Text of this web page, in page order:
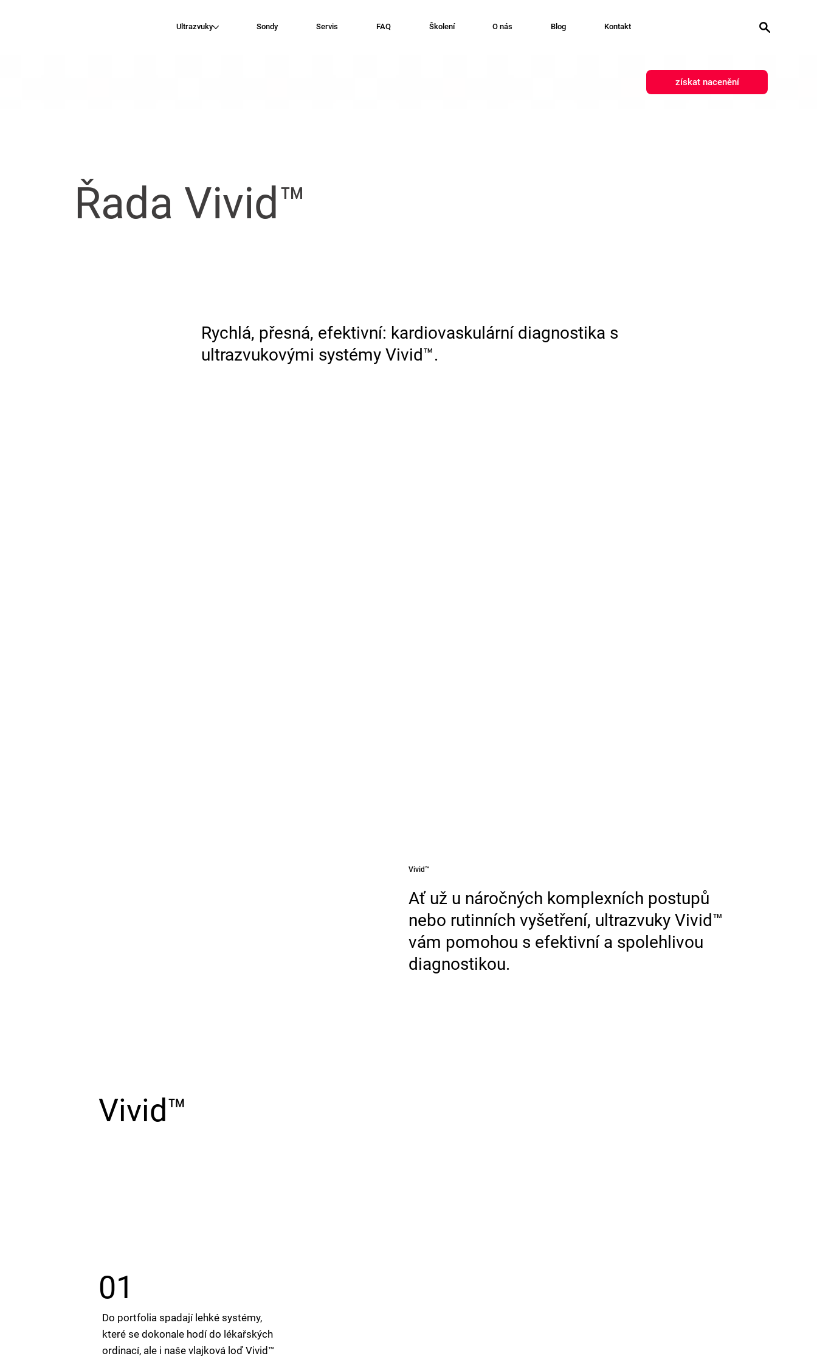
Ultrazvuky Sondy Servis FAQ Školení O nás Blog Kontakt
získat nacenění
Řada Vivid™
Rychlá, přesná, efektivní: kardiovaskulární diagnostika s
ultrazvukovými systémy Vivid™.
Vivid™
Ať už u náročných komplexních postupů
nebo rutinních vyšetření, ultrazvuky Vivid™
vám pomohou s efektivní a spolehlivou
diagnostikou.
Vivid™
01
Do portfolia spadají lehké systémy,
které se dokonale hodí do lékařských
ordinací, ale i naše vlajková loď Vivid™